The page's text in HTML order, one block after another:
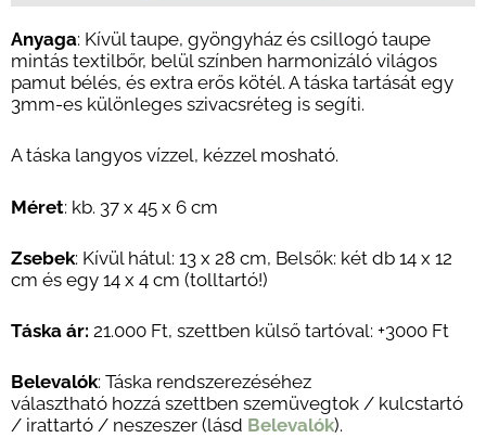
Anyaga: Kívül taupe, gyöngyház és csillogó taupe
mintás textilbőr, belül színben harmonizáló világos
pamut bélés, és extra erős kötél. A táska tartását egy
3mm-es különleges szivacsréteg is segíti.
A táska langyos vízzel, kézzel mosható.
Méret: kb. 37 x 45 x 6 cm
Zsebek: Kívül hátul: 13 x 28 cm, Belsők: két db 14 x 12
cm és egy 14 x 4 cm (tolltartó!)
Táska ár: 21.000 Ft, szettben külső tartóval: +3000 Ft
Belevalók: Táska rendszerezéséhez
választható hozzá szettben szemüvegtok / kulcstartó
/ irattartó / neszeszer (lásd Belevalók).